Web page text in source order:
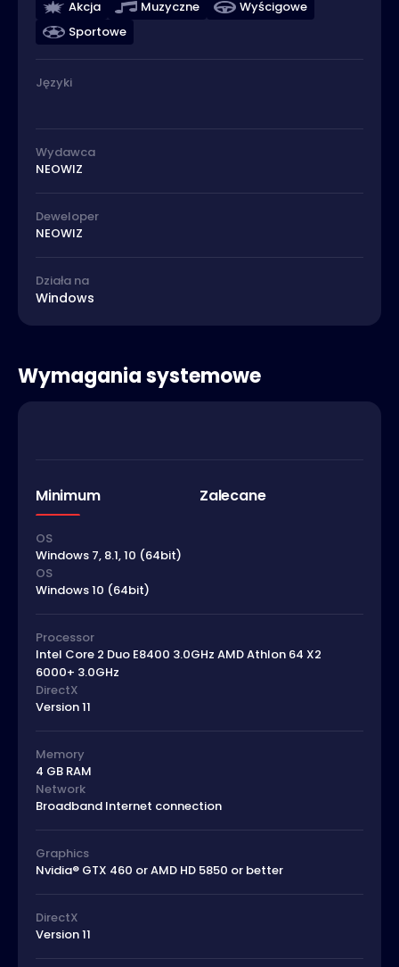
Akcja Muzyczne
Wyścigowe
Sportowe
Języki
Wydawca
NEOWIZ
Deweloper
NEOWIZ
Działa na
Windows
Wymagania systemowe
Minimum Zalecane
OS
Windows 7, 8.1, 10 (64bit)
OS
Windows 10 (64bit)
Processor
Intel Core 2 Duo E8400 3.0GHz AMD Athlon 64 X2
6000+ 3.0GHz
DirectX
Version 11
Memory
4 GB RAM
Network
Broadband Internet connection
Graphics
Nvidia® GTX 460 or AMD HD 5850 or better
DirectX
Version 11